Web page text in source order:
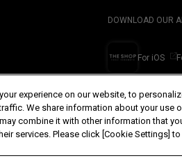
DOWNLOAD OUR
For iOS
experience on our website, to
We share information about your use
combine it with other information that
services. Please click [Cookie Settings]